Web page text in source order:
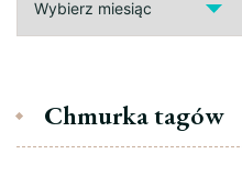
Chmurka tagów